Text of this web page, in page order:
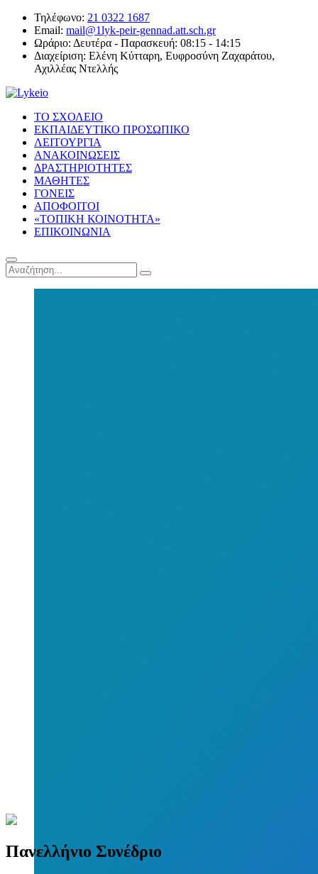
Τηλέφωνο: 21 0322 1687
Email: mail@1lyk-peir-gennad.att.sch.gr
Ωράριο: Δευτέρα - Παρασκευή: 08:15 - 14:15
Διαχείριση: Ελένη Κύτταρη, Ευφροσύνη Ζαχαράτου,
Αχιλλέας Ντελλής
ΤΟ ΣΧΟΛΕΙΟ
ΕΚΠΑΙΔΕΥΤΙΚΟ ΠΡΟΣΩΠΙΚΟ
ΛΕΙΤΟΥΡΓΙΑ
ΑΝΑΚΟΙΝΩΣΕΙΣ
ΔΡΑΣΤΗΡΙΟΤΗΤΕΣ
ΜΑΘΗΤΕΣ
ΓΟΝΕΙΣ
ΑΠΟΦΟΙΤΟΙ
«ΤΟΠΙΚΗ ΚΟΙΝΟΤΗΤΑ»
ΕΠΙΚΟΙΝΩΝΙΑ
Πανελλήνιο Συνέδριο